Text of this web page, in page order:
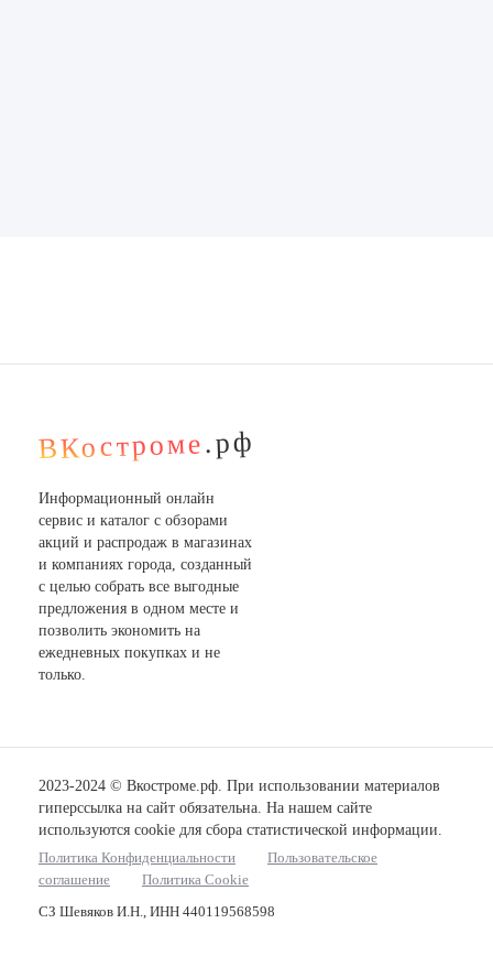
ВКостроме.рф
Информационный онлайн
сервис и каталог с обзорами
акций и распродаж в магазинах
и компаниях города, созданный
с целью собрать все выгодные
предложения в одном месте и
позволить экономить на
ежедневных покупках и не
только.
2023-2024 © Вкостроме.рф. При использовании материалов
гиперссылка на сайт обязательна. На нашем сайте
используются cookie для сбора статистической информации.
Политика Конфиденциальности
Пользовательское
соглашение
Политика Cookie
СЗ Шевяков И.Н., ИНН 440119568598